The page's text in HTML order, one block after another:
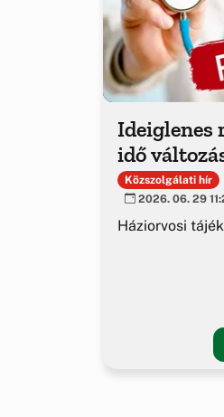
Ideiglenes
idő
Közszolgálati hír
2026. 06. 29
Háziorvosi